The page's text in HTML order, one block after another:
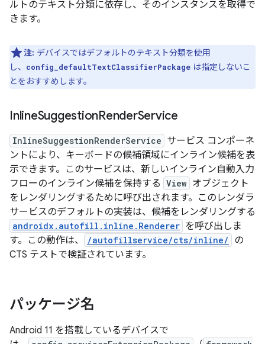
ルトのテキスト分類に依存し、そのインスタンスを取得で
きます。
注: デバイスではデフォルトのテキスト分類を使用
し、
config_defaultTextClassifierPackage は指定しないこ
とをおすすめします。
InlineSuggestionRenderService
InlineSuggestionRenderService サービス コンポーネ
ントにより、キーボードの候補領域にインライン候補を表
示できます。このサービスは、新しいインライン自動入力
フローのインライン候補を保持する View オブジェクト
をレンダリングするために呼び出されます。このレンダラ
サービスのデフォルトの実装は、候補をレンダリングする
androidx.autofill.inline.Renderer を呼び出しま
す。この動作は、
/autofillservice/cts/inline/
の
CTS テストで検証されています。
パッケージ名
Android 11 を搭載しているデバイスで